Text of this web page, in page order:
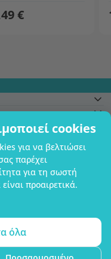
cookies
για να βελτιώσει
παρέχει
για τη σωστή
προαιρετικά.
όλα
€
προστασία των προσωπικών
Ρυθμίσεις cookies